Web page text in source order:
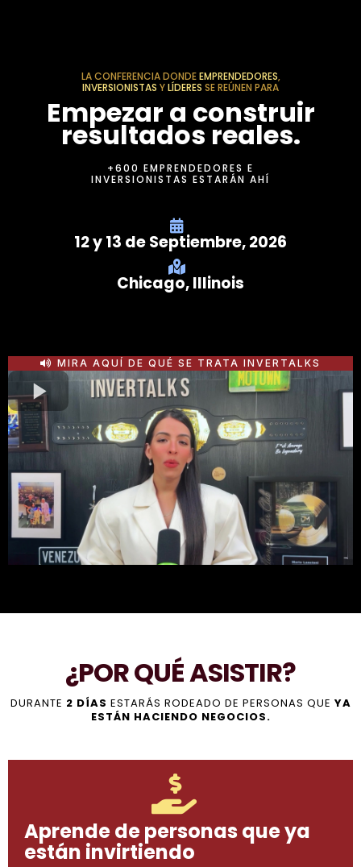
LA CONFERENCIA DONDEEMPRENDEDORES,
INVERSIONISTAS YLÍDERES SE REÚNEN PARA
Empezar a construir
resultados reales.
+600 EMPRENDEDORES E
INVERSIONISTAS ESTARÁN AHÍ
12 y 13 de Septiembre, 2026
Chicago, Illinois
MIRA AQUÍ DE QUÉ SE TRATA INVERTALKS
¿POR QUÉ ASISTIR?
DURANTE 2 DÍAS ESTARÁS RODEADO DE PERSONAS QUE YA
ESTÁN HACIENDO NEGOCIOS.
Aprende de personas que ya
están invirtiendo